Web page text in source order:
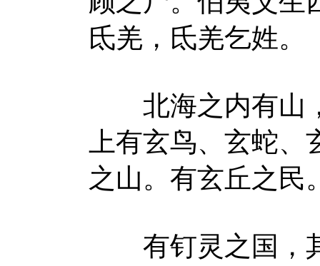
氐羌，氐羌乞姓。
北海之内有山，
上有玄鸟、玄蛇
之山。有玄丘之民
有钉灵之国，其